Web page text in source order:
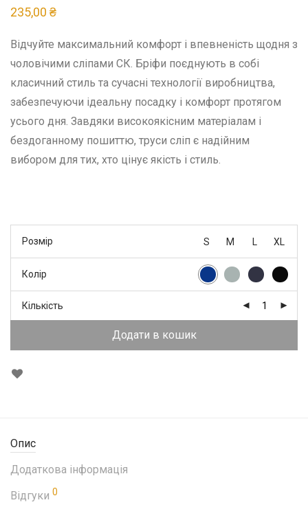
235,00 ₴
Відчуйте максимальний комфорт і впевненість щодня з
чоловічими сліпами СК. Бріфи поєднують в собі
класичний стиль та сучасні технології виробництва,
забезпечуючи ідеальну посадку і комфорт протягом
усього дня. Завдяки високоякісним матеріалам і
бездоганному пошиттю, труси сліп є надійним
вибором для тих, хто цінує якість і стиль.
Розмір S M L XL
Колір
Кількість
Додати в кошик
Опис
Додаткова інформація
Відгуки 0